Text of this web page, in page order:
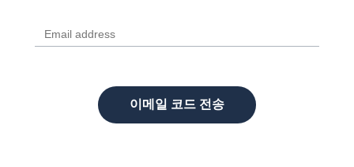
이메일 코드 전송